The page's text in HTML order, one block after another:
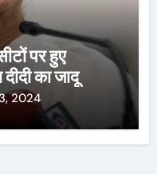
पर हुए
का जादू
2024